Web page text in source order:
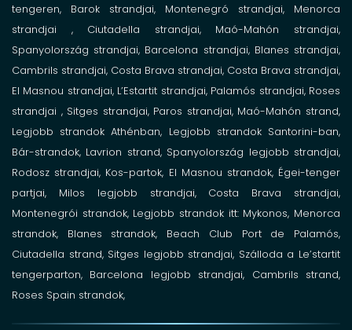
tengeren, Barok strandjai, Montenegró strandjai, Menorca
strandjai , Ciutadella strandjai, Maó-Mahón strandjai,
Spanyolország strandjai, Barcelona strandjai, Blanes strandjai,
Cambrils strandjai, Costa Brava strandjai, Costa Brava strandjai,
El Masnou strandjai, L’Estartit strandjai, Palamós strandjai, Roses
strandjai , Sitges strandjai, Paros strandjai, Maó-Mahón strand,
Legjobb strandok Athénban, Legjobb strandok Santorini-ban,
Bár-strandok, Lavrion strand, Spanyolország legjobb strandjai,
Rodosz strandjai, Kos-partok, El Masnou strandok, Égei-tenger
partjai, Milos legjobb strandjai, Costa Brava strandjai,
Montenegrói strandok, Legjobb strandok itt: Mykonos, Menorca
strandok, Blanes strandok, Beach Club Port de Palamós,
Ciutadella strand, Sitges legjobb strandjai, Szálloda a Le’startit
tengerparton, Barcelona legjobb strandjai, Cambrils strand,
Roses Spain strandok,